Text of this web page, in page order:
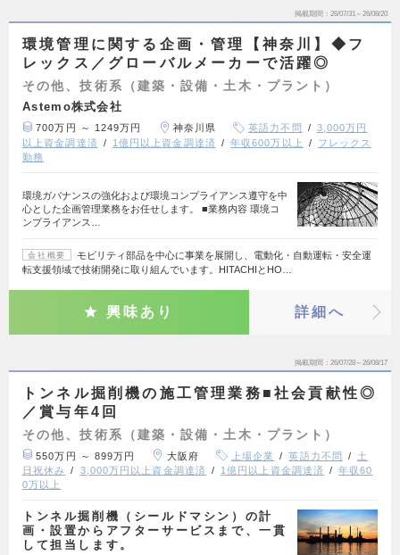
掲載期間 26/07/31～26/08/20
環境管理に関する企画・管理【神奈川】◆フ
レックス／グローバルメーカーで活躍◎
その他、技術系（建築・設備・土木・プラント）
Astemo株式会社
700万円 ～ 1249万円 神奈川県 英語力不問
3,000万円
以上資金調達済
1億円以上資金調達済 年収600万以上
フレックス
勤務
環境ガバナンスの強化および環境コンプライアンス遵守を中
心とした企画管理業務をお任せします。 ■業務内容 環境コ
ンプライアンス…
会社概要
モビリティ部品を中心に事業を展開し、電動化・自動運転・安全運
転支援領域で技術開発に取り組んでいます。HITACHIとHO…
興味あり 詳細へ
掲載期間 26/07/28～26/08/17
トンネル掘削機の施工管理業務■社会貢献性◎
／賞与年4回
その他、技術系（建築・設備・土木・プラント）
550万円 ～ 899万円 大阪府 上場企業 英語力不問
土
日祝休み
3,000万円以上資金調達済 1億円以上資金調達済
年収60
0万以上
トンネル掘削機（シールドマシン）の計
画・設置からアフターサービスまで、一貫
して担当します。